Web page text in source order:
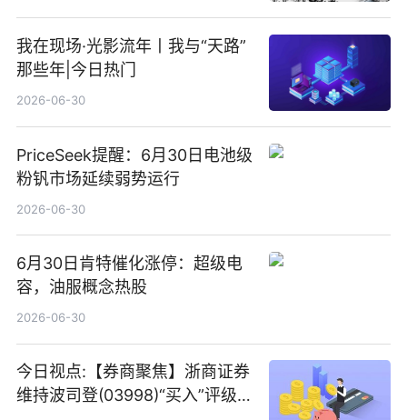
我在现场·光影流年丨我与“天路”
那些年|今日热门
2026-06-30
PriceSeek提醒：6月30日电池级
粉钒市场延续弱势运行
2026-06-30
6月30日肯特催化涨停：超级电
容，油服概念热股
2026-06-30
今日视点:【券商聚焦】浙商证券
维持波司登(03998)“买入”评级